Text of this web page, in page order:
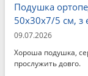
Подушка
50x30x7/5 см, з
09.07.2026
Хороша подушка,
прослужить довго.